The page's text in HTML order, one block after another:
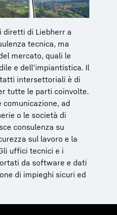
diretti di Liebherr a
tecnica, ma
mercato, quali le
e dell’impiantistica. Il
intersettoriali è di
tutte le parti coinvolte.
ad
o le società di
consulenza su
sul lavoro e la
uffici tecnici e i
da software e dati
di impieghi sicuri ed